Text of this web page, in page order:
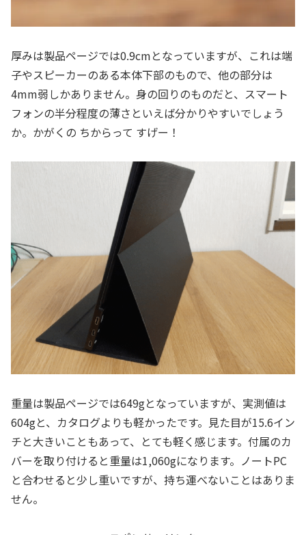
厚みは製品ページでは0.9cmとなっていますが、これは端
子やスピーカーのある本体下部のもので、他の部分は
4mm弱しかありません。身の回りのものだと、スマート
フォンの半分程度の薄さといえば分かりやすいでしょう
か。かがくの ちからって すげー！
重量は製品ページでは649gとなっていますが、実測値は
604gと、カタログよりも軽かったです。見た目が15.6イン
チと大きいこともあって、とても軽く感じます。付属のカ
バーを取り付けると重量は1,060gになります。ノートPC
と合わせると少し重いですが、持ち運べないことはありま
せん。